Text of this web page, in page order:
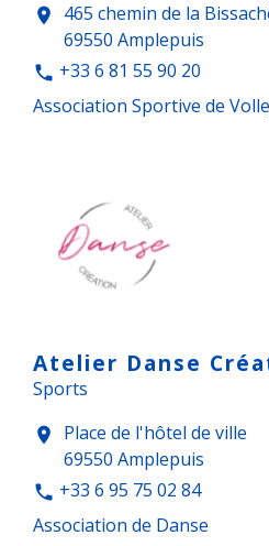
location_on
465 chemin de la
69550 Amplepuis
phone +33 6 81 55 90 20
Association Sportive de
Atelier Danse
Sports
location_on
Place de l'hôtel de ville
69550 Amplepuis
phone +33 6 95 75 02 84
Association de Danse